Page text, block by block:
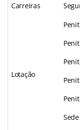
Carreiras
Lotação